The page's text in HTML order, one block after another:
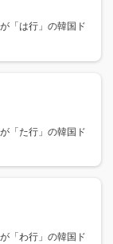
「は行」の韓国ド
「た行」の韓国ド
「わ行」の韓国ド